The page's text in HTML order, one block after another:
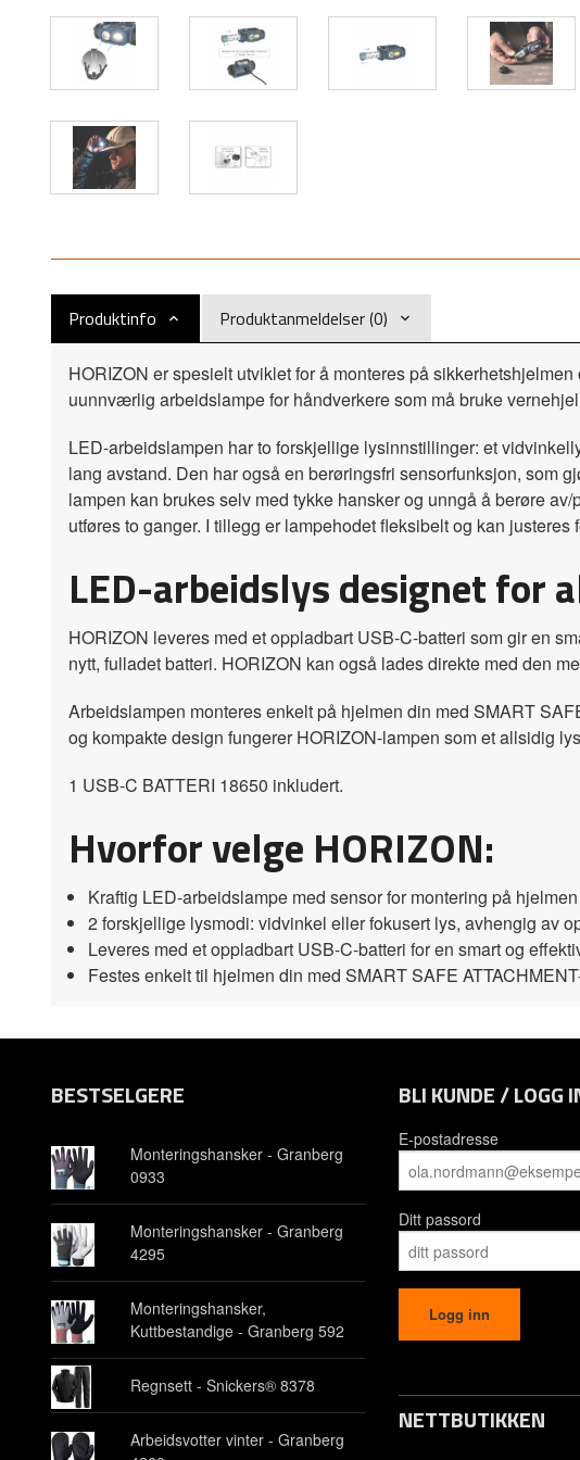
Produktinfo Produktanmeldelser (0)
HORIZON er spesielt utviklet for å monteres på
uunnværlig arbeidslampe for håndverkere som må bruke
LED-arbeidslampen har to forskjellige lysinnstillinger: et
lang avstand. Den har også en berøringsfri sensorfunksjon, som
lampen kan brukes selv med tykke hansker og unngå å berøre
utføres to ganger. I tillegg er lampehodet fleksibelt og kan
LED-arbeidslys designet for
HORIZON leveres med et oppladbart USB-C-batteri som gir en
nytt, fulladet batteri. HORIZON kan også lades direkte med den
Arbeidslampen monteres enkelt på hjelmen din med SMART
og kompakte design fungerer HORIZON-lampen som et allsidig
1 USB-C BATTERI 18650 inkludert.
Hvorfor velge HORIZON:
Kraftig LED-arbeidslampe med sensor for montering på hjelmen
2 forskjellige lysmodi: vidvinkel eller fokusert lys, avhengig av
Leveres med et oppladbart USB-C-batteri for en smart og
Festes enkelt til hjelmen din med SMART SAFE
BESTSELGERE
Monteringshansker - Granberg
0933
Monteringshansker - Granberg
4295
Monteringshansker,
Kuttbestandige - Granberg 592
Regnsett - Snickers® 8378
Arbeidsvotter vinter - Granberg
BLI KUNDE / LOGG
E-postadresse
Ditt passord
NETTBUTIKKEN